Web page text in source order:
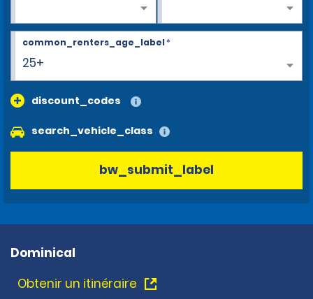
25+
common_renters_age_label*
discount_codes
search_vehicle_class
bw_submit_label
Dominical
Obtenir un itinéraire